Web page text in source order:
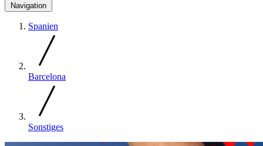
Navigation
Spanien
Barcelona
Sonstiges